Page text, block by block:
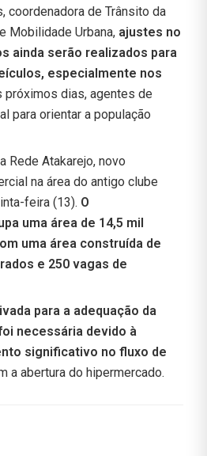
coordenadora de Trânsito da
Mobilidade Urbana, ajustes no
ainda serão realizados para
especialmente nos
próximos dias, agentes de
para orientar a população
Rede Atakarejo, novo
na área do antigo clube
feira (13). O
uma área de 14,5 mil
uma área construída de
e 250 vagas de
para a adequação da
necessária devido à
significativo no fluxo de
a abertura do hipermercado.